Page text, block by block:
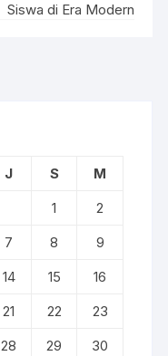
Siswa di Era Modern
J S
M
1
2
7 8
9
14 15
16
21 22
23
28 29
30